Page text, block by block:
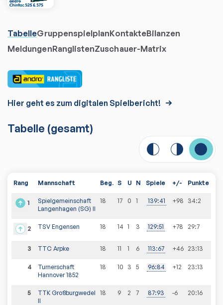
TabelleGruppenspielplanKontakteBilanzen
MeldungenRanglistenZuschauer-Matrix
Hier geht es zum digitalen Spielbericht!
Tabelle (gesamt)
Rang Mannschaft Beg. S U N Spiele +/- Punkte
1
Spielgemeinschaft
Langenhagen (SG) II
18 17 0 1 139:41 +98 34:2
2 TSV Engensen 18 14 1 3 129:51 +78 29:7
3 TTC Arpke 18 11 1 6 113:67 +46 23:13
4
Turnerschaft
Hannover 1852
18 10 3 5 96:84 +12 23:13
5
TTK Großburgwedel
II
18 9 2 7 87:93 -6 20:16